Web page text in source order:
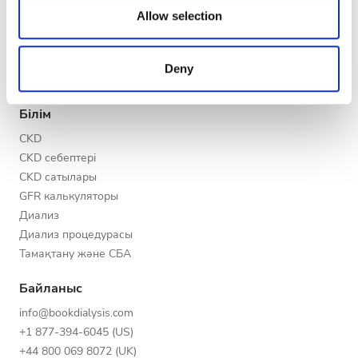
our social media, advertising and analytics partners who
may combine it with other information that you’ve
provided to them or that they’ve collected from your use
of their services. Read more about cookies in our
Privacy policy.
Allow selection
Deny
Түн
Рейтинг
Өте жақсы
Тамаша
Клиникаңызды тіркеңіз
Медициналық ұйымдарға арналған артықшылықтар
Білім
CKD
CKD себептері
CKD сатылары
GFR калькуляторы
Диализ
Диализ процедурасы
Тамақтану және СБА
Байланыс
info@bookdialysis.com
+1 877-394-6045 (US)
+44 800 069 8072 (UK)